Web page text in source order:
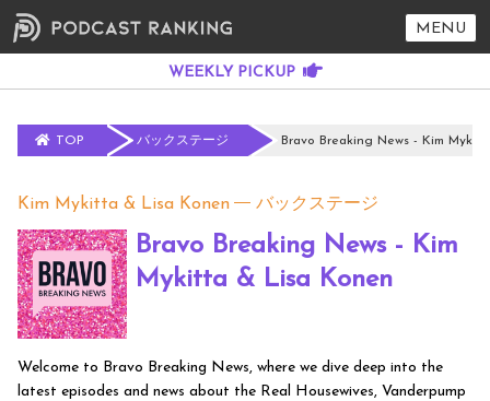
MENU
TOP バックステージ Bravo Breaking News - Kim
Kim Mykitta & Lisa Konen バックステージ
Bravo Breaking News - Kim
Mykitta & Lisa Konen
Welcome to Bravo Breaking News, where we dive deep into the
latest episodes and news about the Real Housewives, Vanderpump